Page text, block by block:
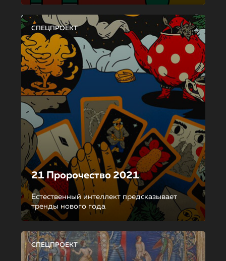
СПЕЦПРОЕКТ
21 Пророчество 2021
Естественный интеллект предсказывает
тренды нового года
СПЕЦПРОЕКТ